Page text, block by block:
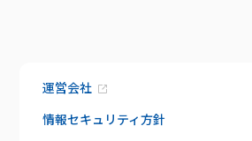
特長
セキュリティ
運営会社
情報セキュリティ方針